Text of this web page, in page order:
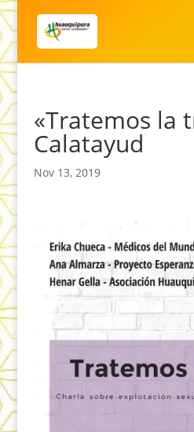
«Tratemos la
Calatayud
Nov 13, 2019